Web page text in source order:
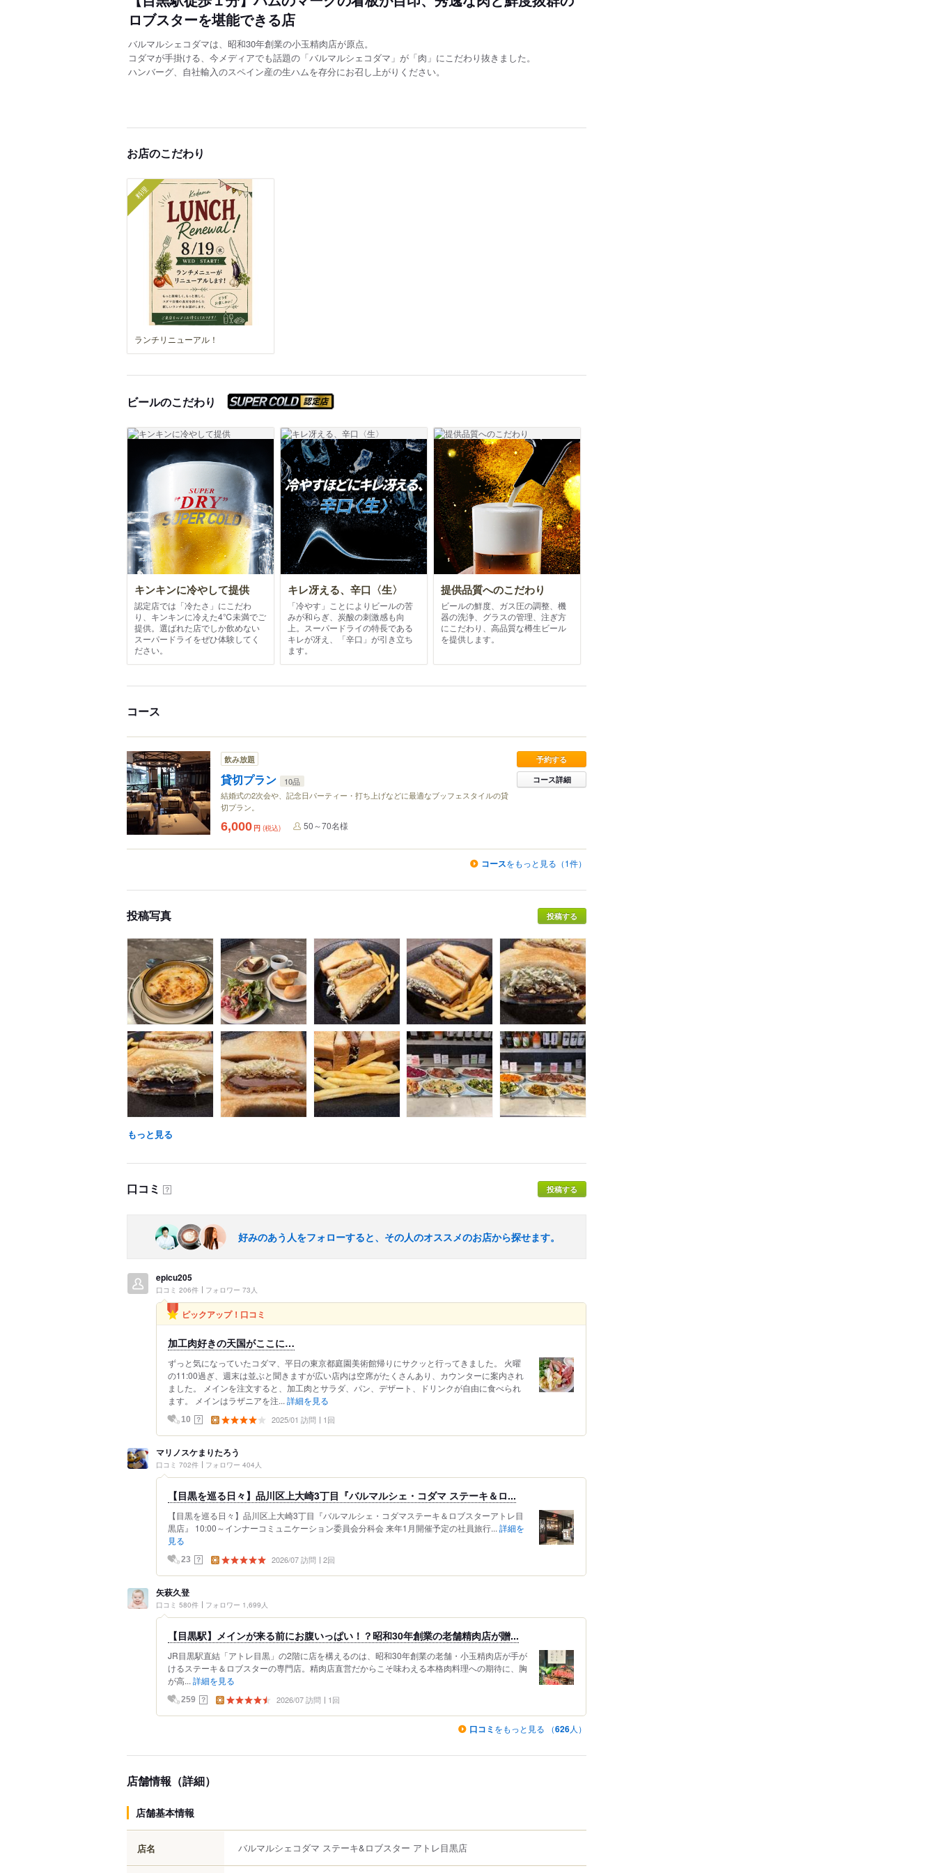
ロブスターを堪能できる店
バルマルシェコダマは、昭和30年創業の小玉精肉店が原点。
コダマが手掛ける、今メディアでも話題の「バルマルシェコダマ」が「肉」にこだわり抜きました。
ハンバーグ、自社輸入のスペイン産の生ハムを存分にお召し上がりください。
お店のこだわり
料理
ランチリニューアル！
ビールのこだわり
キンキンに冷やして提供
認定店では「冷たさ」にこだわ
り、キンキンに冷えた4℃未満でご
提供。選ばれた店でしか飲めない
スーパードライをぜひ体験してく
ださい。
キレ冴える、辛口〈生〉
「冷やす」ことによりビールの苦
みが和らぎ、炭酸の刺激感も向
上。スーパードライの特長である
キレが冴え、「辛口」が引き立ち
ます。
提供品質へのこだわり
ビールの鮮度、ガス圧の調整、機
器の洗浄、グラスの管理、注ぎ方
にこだわり、高品質な樽生ビール
を提供します。
コース
飲み放題
貸切プラン
10品
結婚式の2次会や、記念日パーティー・打ち上げなどに最適なブッフェスタイルの貸
切プラン。
予約する
コース詳細
6,000 円 (税込) 50～70名様
コースをもっと見る（1件）
投稿写真 投稿する
もっと見る
口コミ ？ 投稿する
好みのあう人をフォローすると、その人のオススメのお店から探せます。
epicu205
口コミ 206件 フォロワー 73人
ピックアップ！口コミ
加工肉好きの天国がここに…
ずっと気になっていたコダマ、平日の東京都庭園美術館帰りにサクッと行ってきました。 火曜
の11:00過ぎ、週末は並ぶと聞きますが広い店内は空席がたくさんあり、カウンターに案内され
ました。 メインを注文すると、加工肉とサラダ、パン、デザート、ドリンクが自由に食べられ
ます。 メインはラザニアを注... 詳細を見る
10 ？ 2025/01 訪問 1回
マリノスケまりたろう
口コミ 702件 フォロワー 404人
【目黒を巡る日々】品川区上大崎3丁目『バルマルシェ・コダマ ステーキ＆ロ...
【目黒を巡る日々】品川区上大崎3丁目『バルマルシェ・コダマステーキ＆ロブスターアトレ目
黒店』 10:00～インナーコミュニケーション委員会分科会 来年1月開催予定の社員旅行... 詳細を
見る
23 ？ 2026/07 訪問 2回
矢萩久登
口コミ 580件 フォロワー 1,699人
【目黒駅】メインが来る前にお腹いっぱい！？昭和30年創業の老舗精肉店が贈...
JR目黒駅直結「アトレ目黒」の2階に店を構えるのは、昭和30年創業の老舗・小玉精肉店が手が
けるステーキ＆ロブスターの専門店。精肉店直営だからこそ味わえる本格肉料理への期待に、胸
が高... 詳細を見る
259 ？ 2026/07 訪問 1回
口コミ をもっと見る （626人）
店舗情報（詳細）
店舗基本情報
店名 バルマルシェコダマ ステーキ&ロブスター アトレ目黒店